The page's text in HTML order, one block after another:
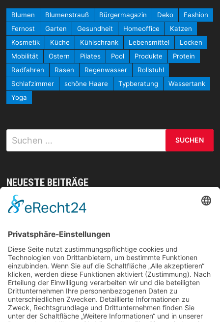
Blumen Blumenstrauß Bürgermagazin Deko
Fashion
Fernost
Garten Gesundheit Homeoffice
Katzen
Kosmetik
Küche Kühlschrank Lebensmittel
Locken
Mobilität
Ostern Pilates Pool Produkte
Protein
Radfahren
Rasen Regenwasser
Rollstuhl
Schlafzimmer
schöne Haare Typberatung
Wassertank
Yoga
Suchen
nach:
NEUESTE BEITRÄGE
Mit gezielten Übungen zur Sicherheit in allen
Sprachaufgaben mühelos
Vom Kern zur Ernte: So legst du den Grundstein
für deinen Erfolg im Homegrow
Effiziente Wassernutzung im Brandschutz: Was
Lagerstrategien wirklich verändern können
Trennungen ohne Fallstricke: So schützen Sie Ihr